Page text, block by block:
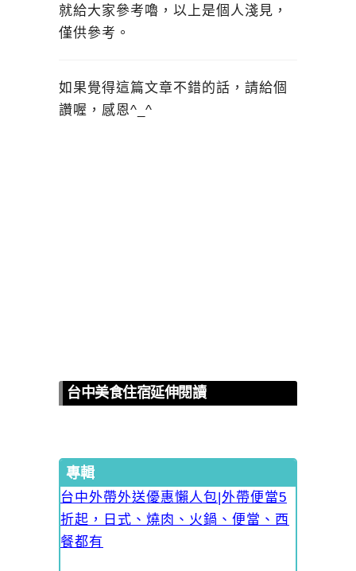
就給大家參考嚕，以上是個人淺見，
僅供參考。
如果覺得這篇文章不錯的話，請給個
讚喔，感恩^_^
台中美食住宿延伸閱讀
專輯
台中外帶外送優惠懶人包|外帶便當5
折起，日式、燒肉、火鍋、便當、西
餐都有